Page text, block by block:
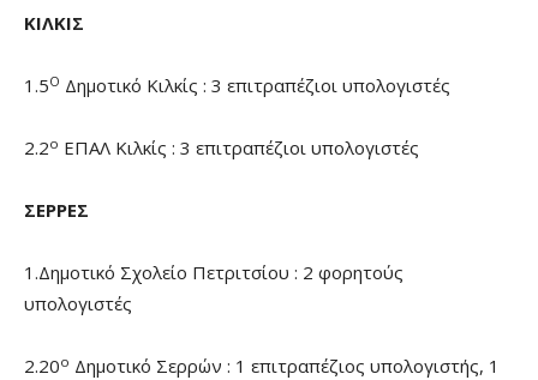
ΚΙΛΚΙΣ
1.5Ο Δημοτικό Κιλκίς : 3 επιτραπέζιοι υπολογιστές
2.2ο ΕΠΑΛ Κιλκίς : 3 επιτραπέζιοι υπολογιστές
ΣΕΡΡΕΣ
1.Δημοτικό Σχολείο Πετριτσίου : 2 φορητούς
υπολογιστές
2.20ο Δημοτικό Σερρών : 1 επιτραπέζιος υπολογιστής, 1